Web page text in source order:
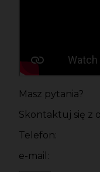
Masz pytania?
Skontaktuj się z
Telefon:
e-mail: